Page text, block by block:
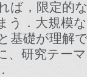
ば，限定的
う．大規模
基礎が理解
、研究テー